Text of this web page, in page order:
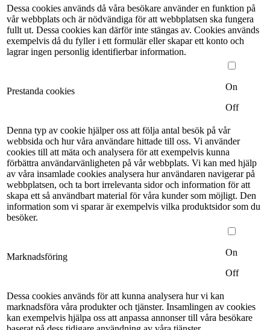
Dessa cookies används då våra besökare använder en funktion på
vår webbplats och är nödvändiga för att webbplatsen ska fungera
fullt ut. Dessa cookies kan därför inte stängas av. Cookies används
exempelvis då du fyller i ett formulär eller skapar ett konto och
lagrar ingen personlig identifierbar information.
Prestanda cookies
On
Off
Denna typ av cookie hjälper oss att följa antal besök på vår
webbsida och hur våra användare hittade till oss. Vi använder
cookies till att mäta och analysera för att exempelvis kunna
förbättra användarvänligheten på vår webbplats. Vi kan med hjälp
av våra insamlade cookies analysera hur användaren navigerar på
webbplatsen, och ta bort irrelevanta sidor och information för att
skapa ett så användbart material för våra kunder som möjligt. Den
information som vi sparar är exempelvis vilka produktsidor som du
besöker.
Marknadsföring
On
Off
Dessa cookies används för att kunna analysera hur vi kan
marknadsföra våra produkter och tjänster. Insamlingen av cookies
kan exempelvis hjälpa oss att anpassa annonser till våra besökare